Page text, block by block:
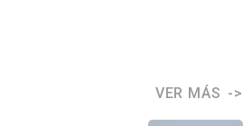
VER MÁS